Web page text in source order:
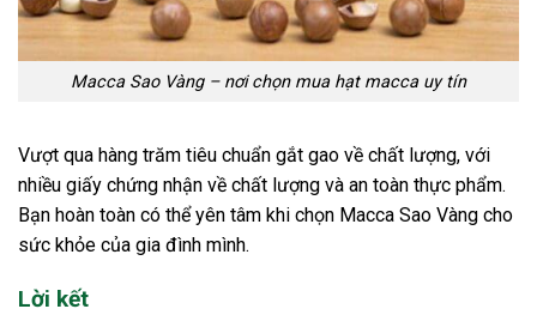
Macca Sao Vàng – nơi chọn mua hạt macca uy tín
Vượt qua hàng trăm tiêu chuẩn gắt gao về chất lượng, với
nhiều giấy chứng nhận về chất lượng và an toàn thực phẩm.
Bạn hoàn toàn có thể yên tâm khi chọn Macca Sao Vàng cho
sức khỏe của gia đình mình.
Lời kết